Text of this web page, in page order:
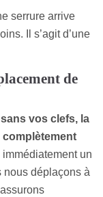
serrure arrive
Il s’agit d’une
de
vos clefs, la
un
nous déplaçons à